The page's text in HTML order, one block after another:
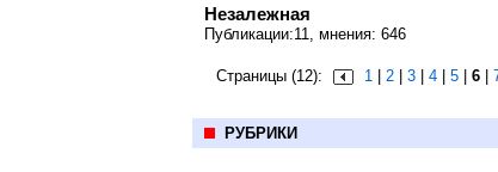
Незалежная
Публикации:11, мнения: 646
Страницы (12): 1 2 3 4 5 6
РУБРИКИ